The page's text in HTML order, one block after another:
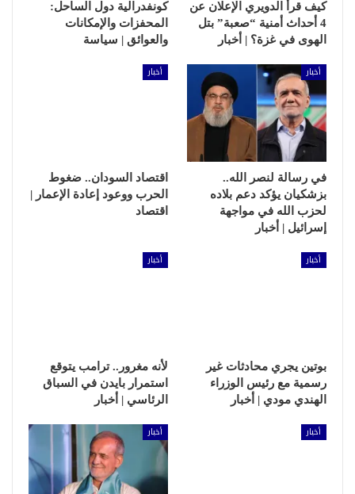
كيف قرأ الدويري الإعلان عن
4 أحداث أمنية “صعبة” بتل
الهوى في غزة؟ | أخبار
كونفدرالية دول الساحل:
المحفزات والإمكانات
والعوائق | سياسة
أخبار
في رسالة لنصر الله..
بزشكيان يؤكد دعم بلاده
لحزب الله في مواجهة
إسرائيل | أخبار
أخبار
اقتصاد السودان.. ضغوط
الحرب ووعود إعادة الإعمار |
اقتصاد
أخبار
بوتين يجري محادثات غير
رسمية مع رئيس الوزراء
الهندي مودي | أخبار
أخبار
لأنه مغرور.. ترامب يتوقع
استمرار بايدن في السباق
الرئاسي | أخبار
أخبار أخبار